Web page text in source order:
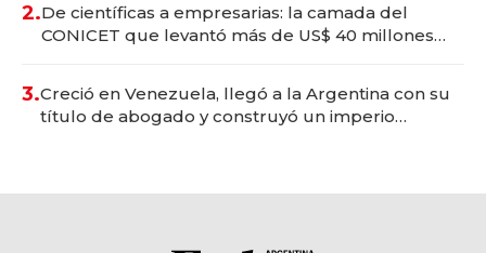
2.De científicas a empresarias: la camada del
CONICET que levantó más de US$ 40 millones
3.Creció en Venezuela, llegó a la Argentina con su
título de abogado y construyó un imperio